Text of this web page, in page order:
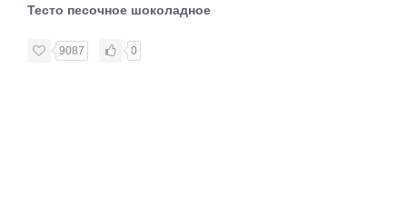
Тесто песочное шоколадное
9087 0